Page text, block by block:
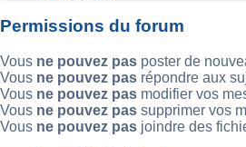
Permissions du forum
Vous ne pouvez pas poster de
Vous ne pouvez pas répondre aux
Vous ne pouvez pas modifier vos
Vous ne pouvez pas supprimer vos
Vous ne pouvez pas joindre des